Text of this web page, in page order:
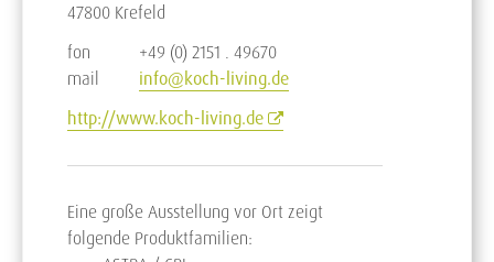
47800 Krefeld
fon
+49 (0) 2151 . 49670
mail
info@koch-living.de
http://www.koch-living.de
Eine große Ausstellung vor Ort zeigt
folgende Produktfamilien: